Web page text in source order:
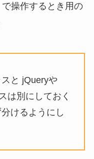
で操作するとき用の
と jQueryや
は別にしておく
けるようにし